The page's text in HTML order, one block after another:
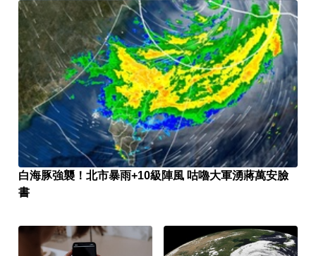
白海豚強襲！北市暴雨+10級陣風 咕嚕大軍湧蔣萬安臉
書